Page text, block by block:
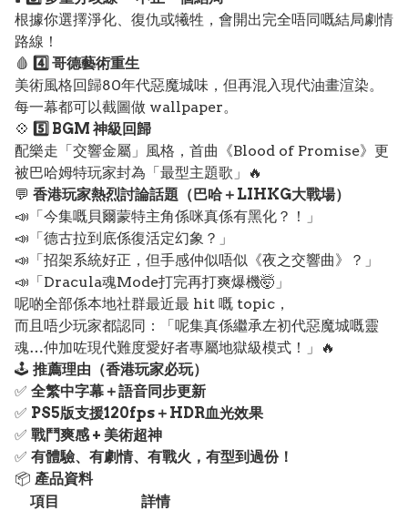
根據你選擇淨化、復仇或犧牲，會開出完全唔同嘅結局劇情
路線！
🩸 4️⃣ 哥德藝術重生
美術風格回歸80年代惡魔城味，但再混入現代油畫渲染。
每一幕都可以截圖做 wallpaper。
💠 5️⃣ BGM 神級回歸
配樂走「交響金屬」風格，首曲《Blood of Promise》更
被巴哈姆特玩家封為「最型主題歌」🔥
💬 香港玩家熱烈討論話題（巴哈＋LIHKG大戰場）
📣「今集嘅貝爾蒙特主角係咪真係有黑化？！」
📣「德古拉到底係復活定幻象？」
📣「招架系統好正，但手感仲似唔似《夜之交響曲》？」
📣「Dracula魂Mode打完再打爽爆機🤯」
呢啲全部係本地社群最近最 hit 嘅 topic，
而且唔少玩家都認同：「呢集真係繼承左初代惡魔城嘅靈
魂…仲加咗現代難度愛好者專屬地獄級模式！」🔥
🕹️ 推薦理由（香港玩家必玩）
✅ 全繁中字幕＋語音同步更新
✅ PS5版支援120fps＋HDR血光效果
✅ 戰鬥爽感 + 美術超神
✅ 有體驗、有劇情、有戰火，有型到過份！
📦 產品資料
項目
詳情